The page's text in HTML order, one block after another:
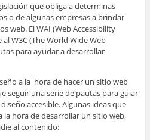
que obliga a determinas
o de algunas empresas a brindar
web. El WAI (Web Accessibility
W3C (The World Wide Web
para ayudar a desarrollar
a la hora de hacer un sitio web
seguir una serie de pautas para guiar
accesible. Algunas ideas que
hora de desarrollar un sitio web,
al contenido: